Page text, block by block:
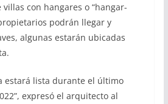
con hangares o “hangar-
podrán llegar y
algunas estarán ubicadas
estará lista durante el último
expresó el arquitecto al